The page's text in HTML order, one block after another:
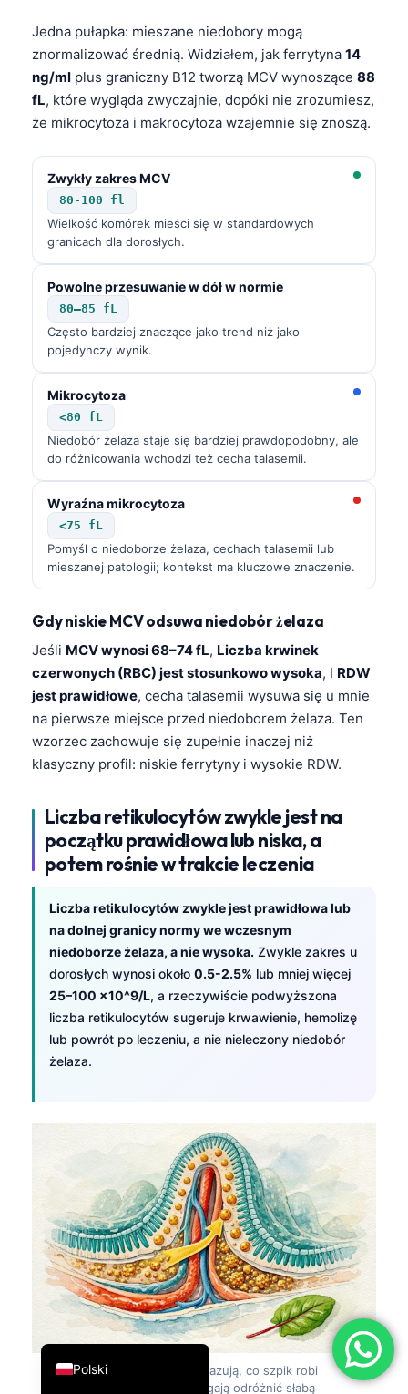
Jedna pułapka: mieszane niedobory mogą
znormalizować średnią. Widziałem, jak ferrytyna 14
ng/ml plus graniczny B12 tworzą MCV wynoszące 88
fL, które wygląda zwyczajnie, dopóki nie zrozumiesz,
że mikrocytoza i makrocytoza wzajemnie się znoszą.
Zwykły zakres MCV
80-100 fl
Wielkość komórek mieści się w standardowych
granicach dla dorosłych.
Powolne przesuwanie w dół w normie
80–85 fL
Często bardziej znaczące jako trend niż jako
pojedynczy wynik.
Mikrocytoza
<80 fL
Niedobór żelaza staje się bardziej prawdopodobny, ale
do różnicowania wchodzi też cecha talasemii.
Wyraźna mikrocytoza
<75 fL
Pomyśl o niedoborze żelaza, cechach talasemii lub
mieszanej patologii; kontekst ma kluczowe znaczenie.
Gdy niskie MCV odsuwa niedobór żelaza
Jeśli MCV wynosi 68–74 fL, Liczba krwinek
czerwonych (RBC) jest stosunkowo wysoka, I RDW
jest prawidłowe, cecha talasemii wysuwa się u mnie
na pierwsze miejsce przed niedoborem żelaza. Ten
wzorzec zachowuje się zupełnie inaczej niż
klasyczny profil: niskie ferrytyny i wysokie RDW.
Liczba retikulocytów zwykle jest na
początku prawidłowa lub niska, a
potem rośnie w trakcie leczenia
Liczba retikulocytów zwykle jest prawidłowa lub
na dolnej granicy normy we wczesnym
niedoborze żelaza, a nie wysoka. Zwykle zakres u
dorosłych wynosi około 0.5-2.5% lub mniej więcej
25–100 ×10^9/L, a rzeczywiście podwyższona
liczba retikulocytów sugeruje krwawienie, hemolizę
lub powrót po leczeniu, a nie nieleczony niedobór
żelaza.
Rysunek 6:
Retikulocyty pokazują, co szpik robi
właśnie teraz, dlatego pomagają odróżnić słabą
Polski
Deutsch
العربية
Français
עִבְרִית
Italiano
Português
Türkçe
Română
فارسی
Български
Dansk
हिन्दी
Bahasa Indonesia
Íslenska
Српски језик
Bosanski
Azərbaycan dili
Eesti
日本語
Čeština
ქართული
Русский
Lietuvių kalba
한국어
Slovenščina
Magyar
Shqip
বাংলা
اردو
తెలుగు
தமிழ்
മലയാളം
Bahasa Melayu
Tiếng Việt